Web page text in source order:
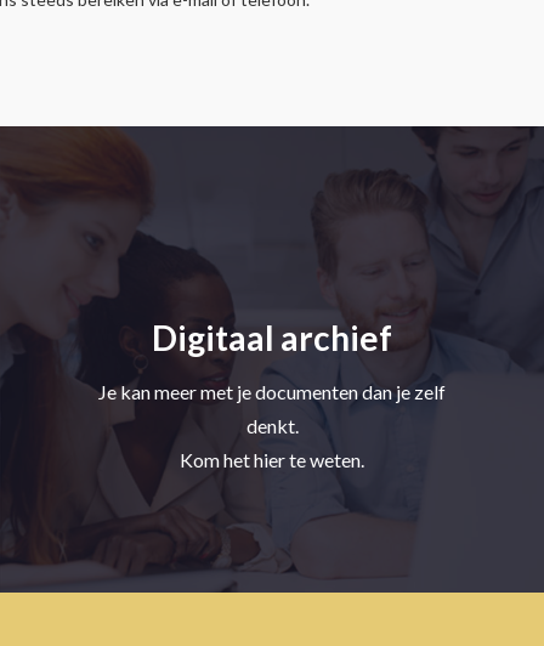
Digitaal archief
Je kan meer met je documenten dan je zelf
denkt.
Kom het hier te weten.